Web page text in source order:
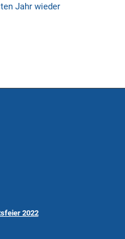
Jahr wieder
2022